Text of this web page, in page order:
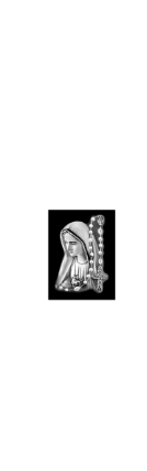
DODAJ
DO
KOSZYKA